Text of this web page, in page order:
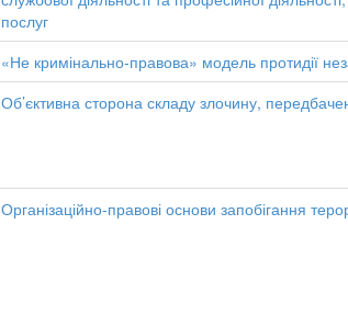
послуг
«Не кримінально-правова» модель протидії
Об’єктивна сторона складу злочину,
Організаційно-правові основи запобігання